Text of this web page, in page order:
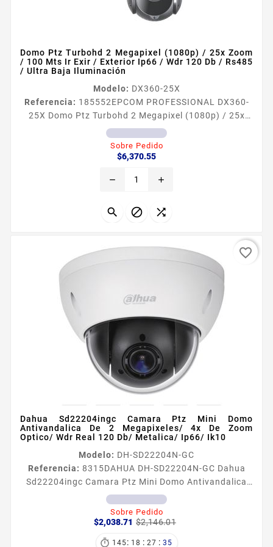
Domo Ptz Turbohd 2 Megapixel (1080p) / 25x Zoom
/ 100 Mts Ir Exir / Exterior Ip66 / Wdr 120 Db / Rs485
/ Ultra Baja Iluminación
Modelo: DX360-25X
Referencia: 185552EPCOM PROFESSIONAL DX360-
25X Domo Ptz Turbohd 2 Megapixel (1080p) / 25x
Zoom / 100 Mts Ir Exir / Exterior Ip66 / Wdr 120 Db /
Rs485 / Ultra Baja Iluminación Caracteriacutesticas
principales Resolucioacuten maacutexima 2
miacutenima Color 0005 Lux F16 AGC ON
Sobre Pedido
$6,370.55Precio
remove add
  
Dahua Sd22204ingc Camara Ptz Mini Domo
Antivandalica De 2 Megapixeles/ 4x De Zoom
Optico/ Wdr Real 120 Db/ Metalica/ Ip66/ Ik10
Modelo: DH-SD22204N-GC
Referencia: 8315DAHUA DH-SD22204N-GC Dahua
Sd22204ingc Camara Ptz Mini Domo Antivandalica
De 2 Megapixeles/ 4x De Zoom Optico/ Wdr Real 120
Db/ Metalica/ Ip66/ Ik10 Información General El
modelo SD22204IGC es una mini cámara domo de
alta velocidad antivandálica IK10 con una excelente
Sobre Pedido
$2,038.71 $2,146.01
 145: 18 : 27 : 33
favorite_border